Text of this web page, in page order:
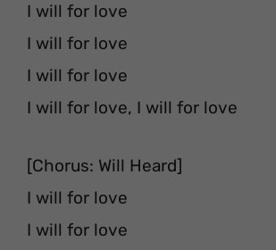
I will for love
I will for love
I will for love
I will for love, I will for love
[Chorus: Will Heard]
I will for love
I will for love